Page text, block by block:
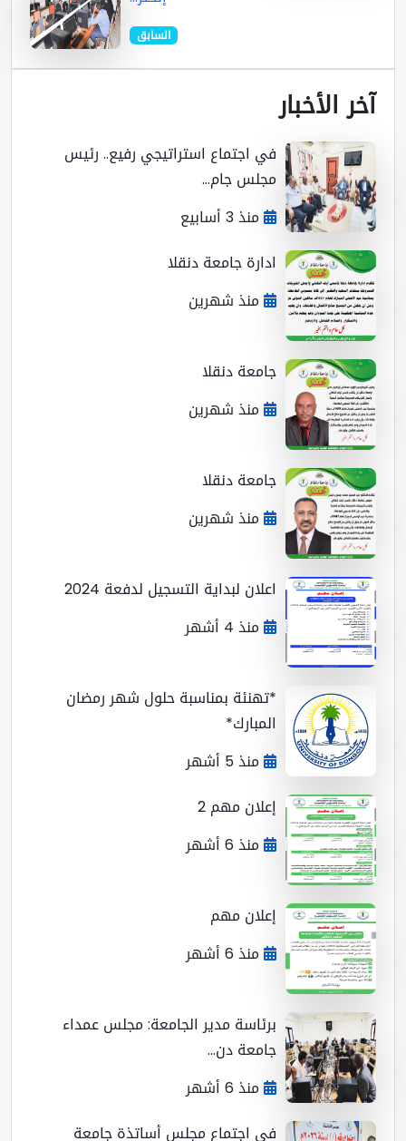
السابق
الأخبار
في اجتماع استراتيجي رفيع.. رئيس
مجلس جام...
منذ 3 أسابيع
ادارة جامعة دنقلا
منذ شهرين
جامعة دنقلا
منذ شهرين
جامعة دنقلا
منذ شهرين
اعلان لبداية التسجيل لدفعة 2024
منذ 4 أشهر
*تهنئة بمناسبة حلول شهر رمضان
المبارك*
منذ 5 أشهر
إعلان مهم 2
منذ 6 أشهر
إعلان مهم
منذ 6 أشهر
برئاسة مدير الجامعة: مجلس عمداء
جامعة دن...
منذ 6 أشهر
في اجتماع مجلس أساتذة جامعة